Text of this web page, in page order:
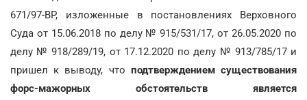
671/97-ВР, изложенные в постановлениях Верховного
Суда от 15.06.2018 по делу № 915/531/17, от 26.05.2020 по
делу № 918/289/19, от 17.12.2020 по делу № 913/785/17 и
пришел к выводу, что подтверждением существования
форс-мажорных обстоятельств является